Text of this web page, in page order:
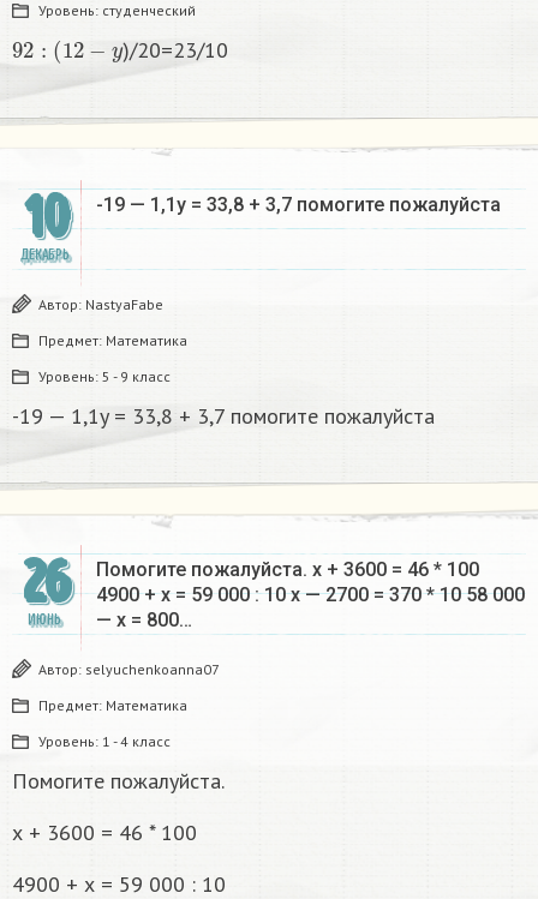
Уровень: студенческий
92 12− )/20=23/10
10
ДЕКАБРЬ
-19 — 1,1y = 33,8 + 3,7 помогите пожалуйста
Автор: NastyaFabe
Предмет: Математика
Уровень: 5 - 9 класс
-19 — 1,1y = 33,8 + 3,7 помогите пожалуйста
26
ИЮНЬ
Помогите пожалуйста. х + 3600 = 46 * 100
4900 + х = 59 000 : 10 х — 2700 = 370 * 10 58 000
— х = 800…
Автор: selyuchenkoanna07
Предмет: Математика
Уровень: 1 - 4 класс
Помогите пожалуйста.
х + 3600 = 46 * 100
4900 + х = 59 000 : 10